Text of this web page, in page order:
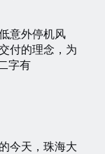
意外停机风
付的理念，为
字有
今天，珠海大